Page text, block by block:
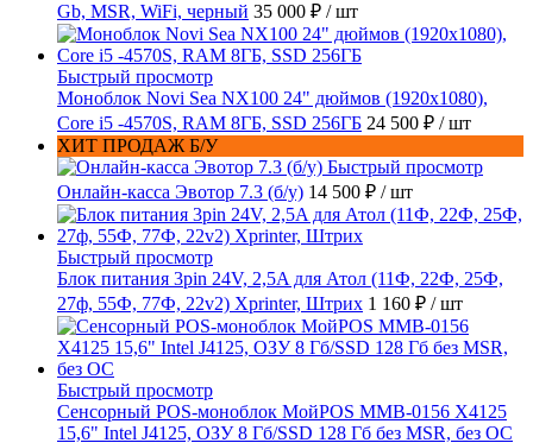
Gb, MSR, WiFi, черный 35 000 ₽ / шт
Быстрый просмотр
Моноблок Novi Sea NX100 24" дюймов (1920x1080),
Core i5 -4570S, RAM 8ГБ, SSD 256ГБ 24 500 ₽ / шт
ХИТ ПРОДАЖ Б/У
Быстрый просмотр
Онлайн-касса Эвотор 7.3 (б/у) 14 500 ₽ / шт
Быстрый просмотр
Блок питания 3pin 24V, 2,5A для Атол (11Ф, 22Ф, 25Ф,
27ф, 55Ф, 77Ф, 22v2) Xprinter, Штрих 1 160 ₽ / шт
Быстрый просмотр
Сенсорный POS-моноблок МойPOS MMB-0156 X4125
15,6" Intel J4125, ОЗУ 8 Гб/SSD 128 Гб без MSR, без ОС